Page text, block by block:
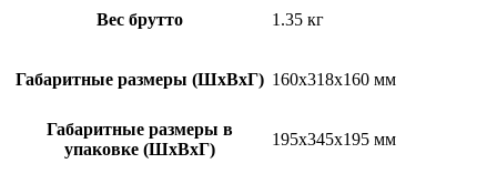
Вес брутто 1.35 кг
Габаритные размеры (ШxВxГ) 160x318x160 мм
Габаритные размеры в
упаковке (ШxВxГ)
195x345x195 мм